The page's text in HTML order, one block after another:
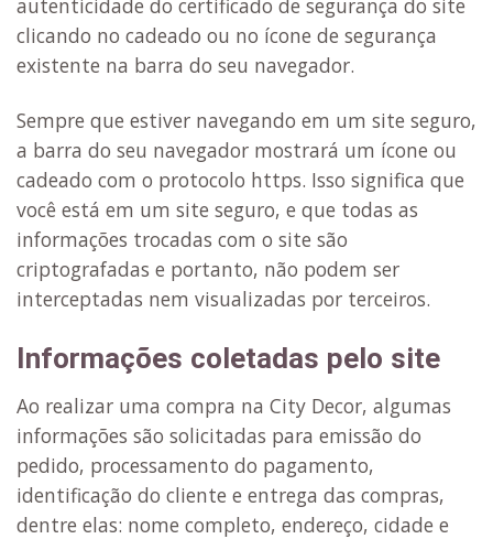
autenticidade do certificado de segurança do site
clicando no cadeado ou no ícone de segurança
existente na barra do seu navegador.
Sempre que estiver navegando em um site seguro,
a barra do seu navegador mostrará um ícone ou
cadeado com o protocolo https. Isso significa que
você está em um site seguro, e que todas as
informações trocadas com o site são
criptografadas e portanto, não podem ser
interceptadas nem visualizadas por terceiros.
Informações coletadas pelo site
Ao realizar uma compra na City Decor, algumas
informações são solicitadas para emissão do
pedido, processamento do pagamento,
identificação do cliente e entrega das compras,
dentre elas: nome completo, endereço, cidade e